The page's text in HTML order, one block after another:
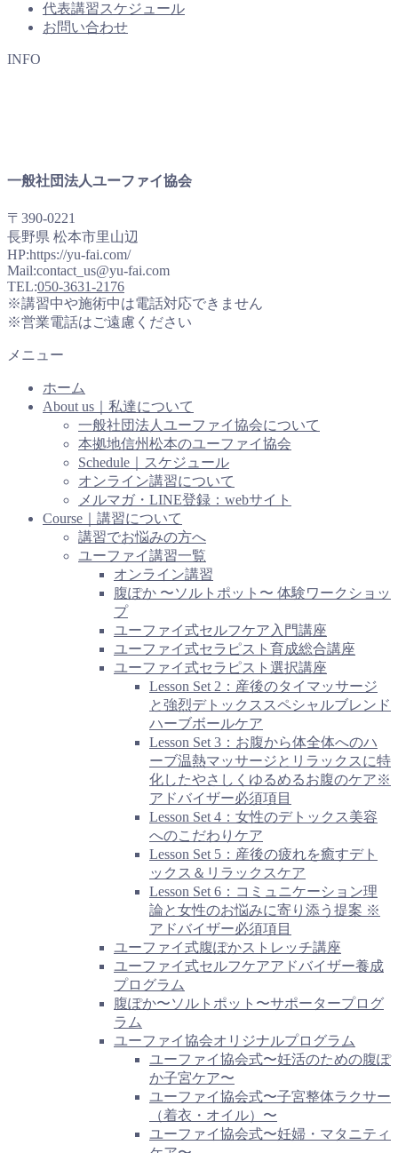
代表講習スケジュール
お問い合わせ
INFO
一般社団法人ユーファイ協会
〒390-0221
長野県 松本市里山辺
HP:https://yu-fai.com/
Mail:contact_us@yu-fai.com
TEL:050-3631-2176
※講習中や施術中は電話対応できません
※営業電話はご遠慮ください
メニュー
ホーム
About us｜私達について
一般社団法人ユーファイ協会について
本拠地信州松本のユーファイ協会
Schedule｜スケジュール
オンライン講習について
メルマガ・LINE登録：webサイト
Course｜講習について
講習でお悩みの方へ
ユーファイ講習一覧
オンライン講習
腹ぽか 〜ソルトポット〜 体験ワークショッ
プ
ユーファイ式セルフケア入門講座
ユーファイ式セラピスト育成総合講座
ユーファイ式セラピスト選択講座
Lesson Set 2：産後のタイマッサージ
と強烈デトックススペシャルブレンド
ハーブボールケア
Lesson Set 3：お腹から体全体へのハ
ーブ温熱マッサージとリラックスに特
化したやさしくゆるめるお腹のケア※
アドバイザー必須項目
Lesson Set 4：女性のデトックス美容
へのこだわりケア
Lesson Set 5：産後の疲れを癒すデト
ックス＆リラックスケア
Lesson Set 6：コミュニケーション理
論と女性のお悩みに寄り添う提案 ※
アドバイザー必須項目
ユーファイ式腹ぽかストレッチ講座
ユーファイ式セルフケアアドバイザー養成
プログラム
腹ぽか〜ソルトポット〜サポータープログ
ラム
ユーファイ協会オリジナルプログラム
ユーファイ協会式〜妊活のための腹ぽ
か子宮ケア〜
ユーファイ協会式〜子宮整体ラクサー
（着衣・オイル）〜
ユーファイ協会式〜妊婦・マタニティ